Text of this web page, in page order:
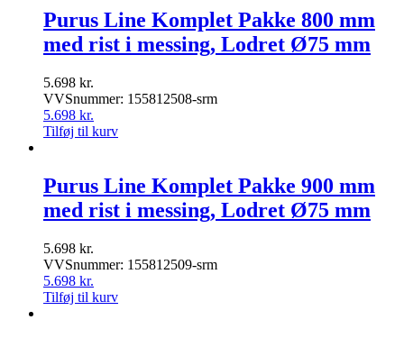
Purus Line Komplet Pakke 800 mm
med rist i messing, Lodret Ø75 mm
5.698 kr.
VVSnummer: 155812508-srm
5.698 kr.
Tilføj til kurv
Purus Line Komplet Pakke 900 mm
med rist i messing, Lodret Ø75 mm
5.698 kr.
VVSnummer: 155812509-srm
5.698 kr.
Tilføj til kurv